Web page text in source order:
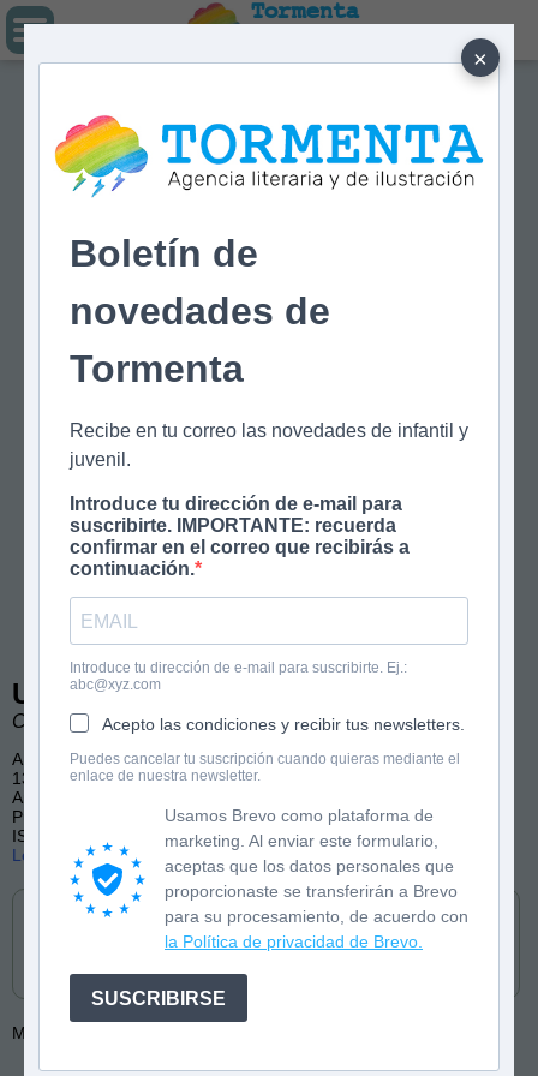
×
Boletín de
novedades de
Tormenta
Recibe en tu correo las novedades de infantil y
juvenil.
Introduce tu dirección de e-mail para
suscribirte. IMPORTANTE: recuerda
confirmar en el correo que recibirás a
continuación.
Introduce tu dirección de e-mail para suscribirte. Ej.:
abc@xyz.com
Acepto las condiciones y recibir tus newsletters.
Puedes cancelar tu suscripción cuando quieras mediante el
enlace de nuestra newsletter.
Usamos Brevo como plataforma de
marketing. Al enviar este formulario,
aceptas que los datos personales que
proporcionaste se transferirán a Brevo
para su procesamiento, de acuerdo con
la Política de privacidad de Brevo.
SUSCRIBIRSE
Tormenta
Un hada con el ala rota
Chiki Fabregat. Ilustraciones de María Brenn.
A partir de 10 años
136 páginas
Amistad, Aventura, Diversidad
Publicado por Edebé
ISBN: 9788468360713
Lee las primeras páginas
Cómpralo en
Más de: